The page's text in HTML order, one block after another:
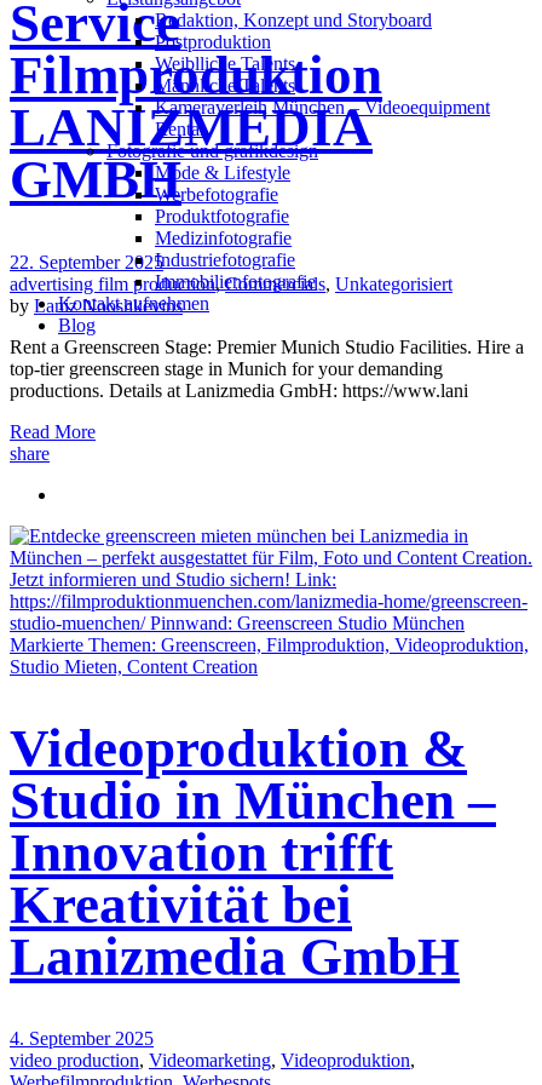
Redak­ti­on, Kon­zept und Storyboard
Post­pro­duk­ti­on
Weiblliche Talents
Männliche Talents
Kameraverleih München – Videoequipment
Rental
Fotografie und grafikdesign
Mode & Lifestyle
Werbefotografie
Produktfotografie
Medizinfotografie
Industriefotografie
Immobilienfotografie
Kontakt aufnehmen
Blog
Service
Filmproduktion
LANIZMEDIA
GMBH
22. September 2025
advertising film production,Commercials, Unkategorisiert
by Laniz Nooshkevins
Rent a Greenscreen Stage: Premier Munich Studio Facilities. Hire a
top-tier greenscreen stage in Munich for your demanding
productions. Details at Lanizmedia GmbH: https://www.lani
Read More
share
Videoproduktion &
Studio in München –
Innovation trifft
Kreativität bei
Lanizmedia GmbH
4. September 2025
video production, Videomarketing, Videoproduktion,